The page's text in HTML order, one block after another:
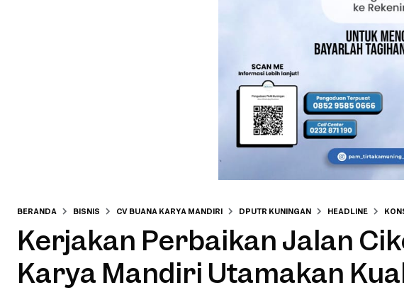
BERANDA BISNIS CV BUANA KARYA MANDIRI DPUTR KUNINGAN HEADLINE
Kerjakan Perbaikan Jalan
Karya Mandiri Utamakan